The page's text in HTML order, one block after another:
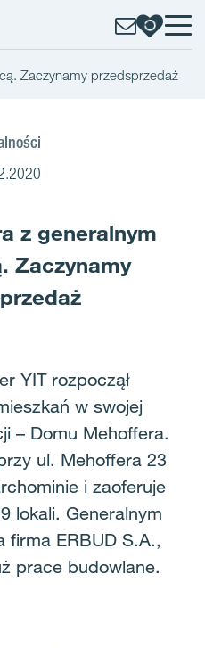
Zaczynamy przedsprzedaż
z generalnym
Zaczynamy
YIT rozpoczął
w swojej
– Domu Mehoffera.
ul. Mehoffera 23
i zaoferuje
lokali. Generalnym
firma ERBUD S.A.,
prace budowlane.